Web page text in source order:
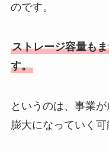
のです。
ストレージ容量も
す。
というのは、事業
膨大になっていく可